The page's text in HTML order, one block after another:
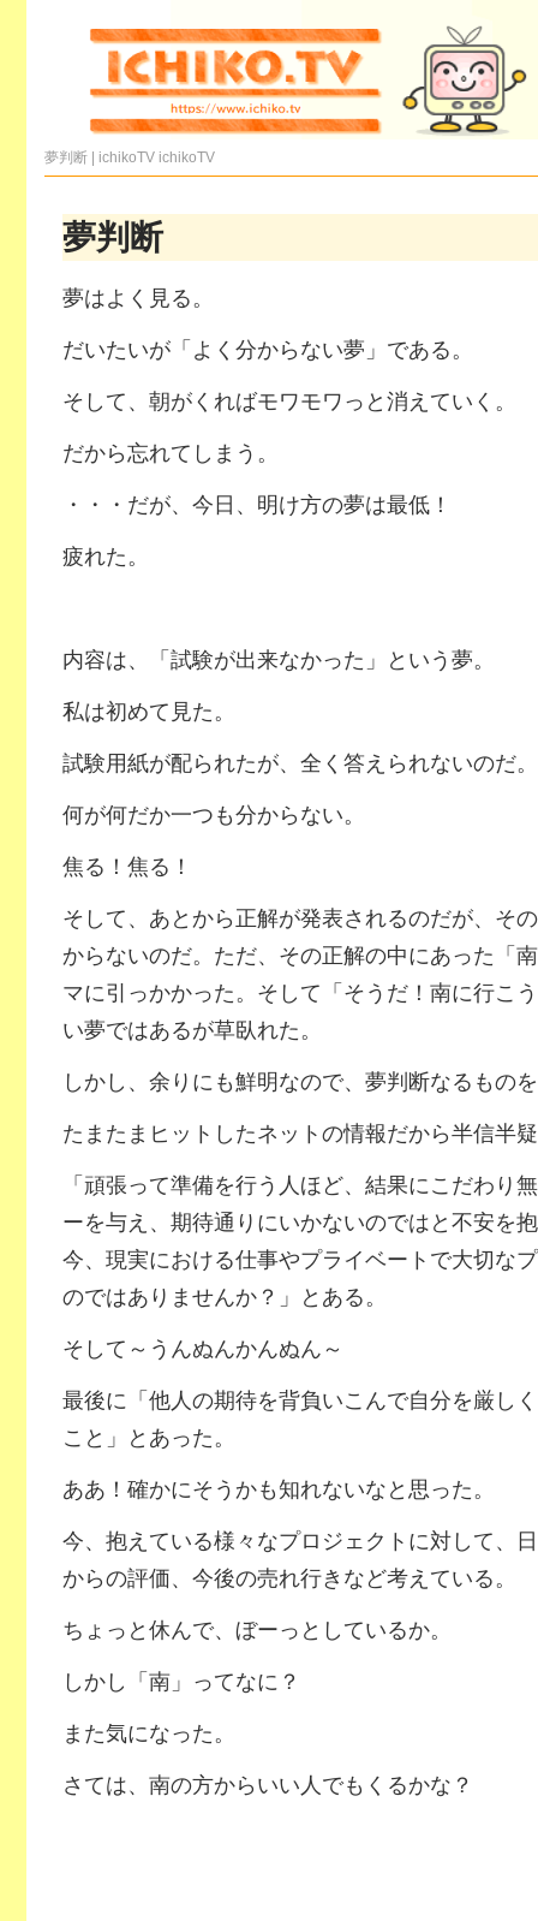
夢判断 | ichikoTV ichikoTV
夢判断
夢はよく見る。
だいたいが「よく分からない夢」である。
そして、朝がくればモワモワっと消えていく。
だから忘れてしまう。
・・・だが、今日、明け方の夢は最低！
疲れた。
内容は、「試験が出来なかった」という夢。
私は初めて見た。
試験用紙が配られたが、全く答えられないのだ。
何が何だか一つも分からない。
焦る！焦る！
そして、あとから正解が発表されるのだが、そ
からないのだ。ただ、その正解の中にあった「
マに引っかかった。そして「そうだ！南に行こ
い夢ではあるが草臥れた。
しかし、余りにも鮮明なので、夢判断なるもの
たまたまヒットしたネットの情報だから半信半
「頑張って準備を行う人ほど、結果にこだわり
ーを与え、期待通りにいかないのではと不安を
今、現実における仕事やプライベートで大切な
のではありませんか？」とある。
そして～うんぬんかんぬん～
最後に「他人の期待を背負いこんで自分を厳し
こと」とあった。
ああ！確かにそうかも知れないなと思った。
今、抱えている様々なプロジェクトに対して、
からの評価、今後の売れ行きなど考えている。
ちょっと休んで、ぼーっとしているか。
しかし「南」ってなに？
また気になった。
さては、南の方からいい人でもくるかな？